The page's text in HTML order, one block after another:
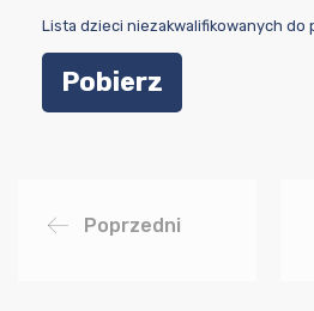
Lista dzieci niezakwalifikowanych do
Pobierz
Poprzedni